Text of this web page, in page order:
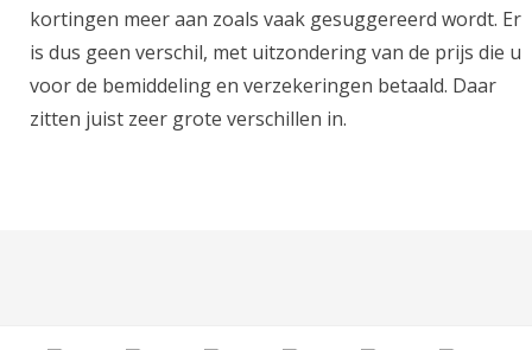
kortingen meer aan zoals vaak gesuggereerd wordt. Er
is dus geen verschil, met uitzondering van de prijs die u
voor de bemiddeling en verzekeringen betaald. Daar
zitten juist zeer grote verschillen in.